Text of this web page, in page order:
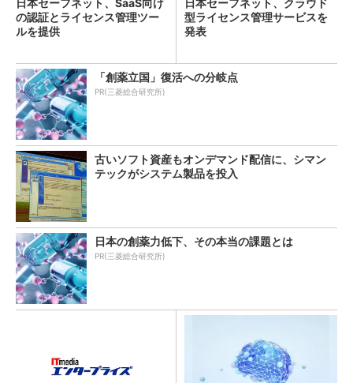
の認証とライセンス管理ツー
ルを提供
型ライセンス管理サービスを
発表
「創薬立国」復活への分岐点
PR(三菱総合研究所)
古いソフト資産もオンデマンド配信に、シマン
テックがシステム製品を投入
日本の創薬力低下、その本当の課題とは
PR(三菱総合研究所)